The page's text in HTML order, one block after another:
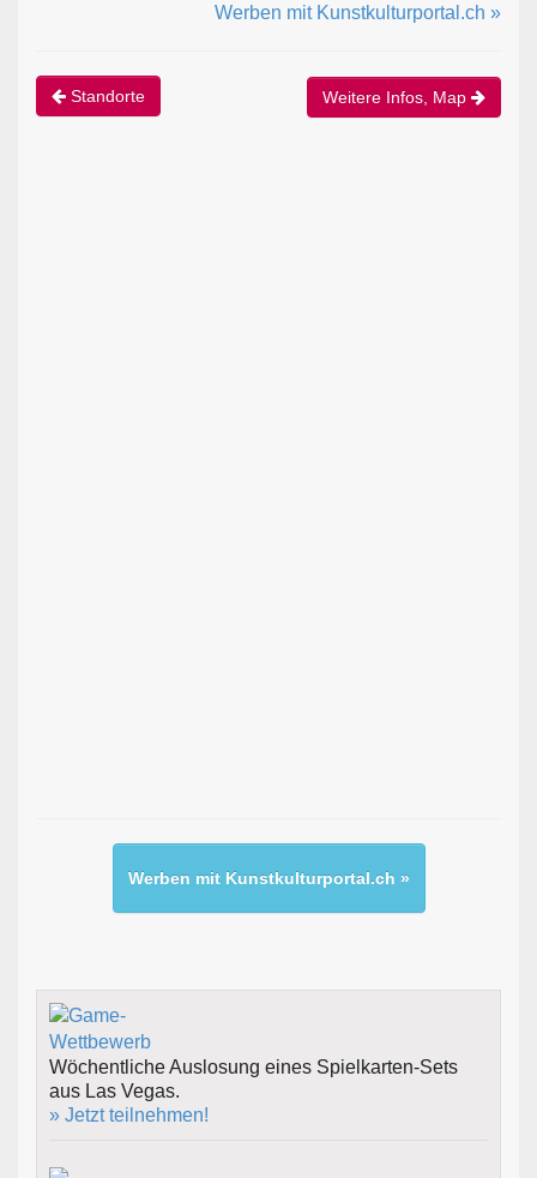
Werben mit Kunstkulturportal.ch »
Standorte Weitere Infos, Map
Werben mit Kunstkulturportal.ch »
Wöchentliche Auslosung eines Spielkarten-Sets
aus Las Vegas.
» Jetzt teilnehmen!